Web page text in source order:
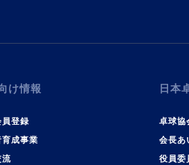
け情報
登録
成事業
流
日本
卓球協
会長あ
役員委